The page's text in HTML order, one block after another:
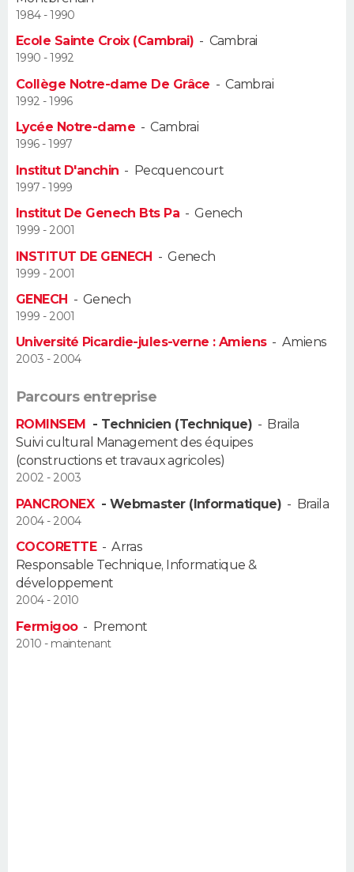
VOYAGE
BONS PLANS
CARTE DE VOEUX
Carte de Noël
Carte Bonne année
Carte Saint-Valentin
Carte Pâques
Carte d'anniversaire
DICTIONNAIRE
Dictionnaire
Biographies
Citations
Expressions
Proverbes
PROGRAMME TV
COPAINS D'AVANT
Bricolage
Lifestyle
Culture
Sport
Auto
Television
Voyage
Cinema
1984 - 1990
Ecole Sainte Croix (Cambrai) - Cambrai
1990 - 1992
Collège Notre-dame De Grâce -Cambrai
1992 - 1996
Lycée Notre-dame -Cambrai
1996 - 1997
Institut D'anchin - Pecquencourt
1997 - 1999
Institut De Genech Bts Pa -Genech
1999 - 2001
INSTITUT DE GENECH -Genech
1999 - 2001
GENECH - Genech
1999 - 2001
Université Picardie-jules-verne : Amiens- Amiens
2003 - 2004
Parcours entreprise
ROMINSEM - Technicien (Technique)- Braila
Suivi cultural Management des équipes
(constructions et travaux agricoles)
2002 - 2003
PANCRONEX - Webmaster (Informatique) - Braila
2004 - 2004
COCORETTE-Arras
Responsable Technique, Informatique &
développement
2004 - 2010
Fermigoo- Premont
2010 - maintenant